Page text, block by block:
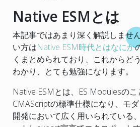
Native ESMとは
本記事ではあまり深く解説しませ
い方はNative ESM時代とはなにか
くまとめられており、これからど
わかり、とても勉強になります。
Native ESMとは、ES Modulesの
CMAScriptの標準仕様になり、モ
開発において広く用いられている